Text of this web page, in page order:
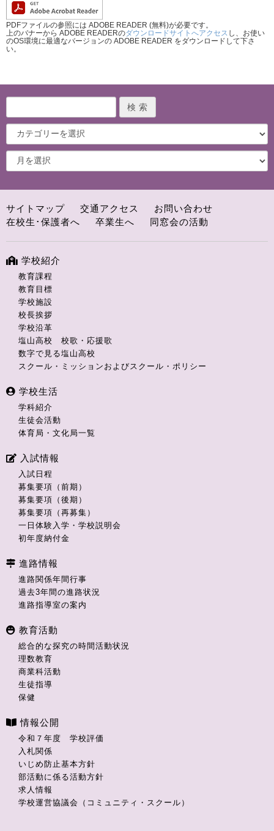
PDFファイルの参照には ADOBE READER (無料)が必要です。
上のバナーから ADOBE READERのダウンロードサイトへアクセス し、お使い
のOS環境に最適なバージョンの ADOBE READER をダウンロードして下さ
い。
サイトマップ 交通アクセス
お問い合わせ
在校生･保護者へ
卒業生へ 同窓会の活動
学校紹介
教育課程
教育目標
学校施設
校長挨拶
学校沿革
塩山高校 校歌・応援歌
数字で見る塩山高校
スクール・ミッションおよびスクール・ポリシー
学校生活
学科紹介
生徒会活動
体育局・文化局一覧
入試情報
入試日程
募集要項（前期）
募集要項（後期）
募集要項（再募集）
一日体験入学・学校説明会
初年度納付金
進路情報
進路関係年間行事
過去3年間の進路状況
進路指導室の案内
教育活動
総合的な探究の時間活動状況
理数教育
商業科活動
生徒指導
保健
情報公開
令和７年度 学校評価
入札関係
いじめ防止基本方針
部活動に係る活動方針
求人情報
学校運営協議会（コミュニティ・スクール）